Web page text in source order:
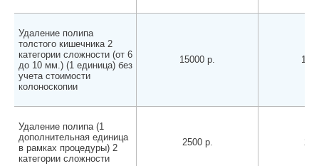
Удаление полипа
толстого кишечника 2
категории сложности (от 6
до 10 мм.) (1 единица) без
учета стоимости
колоноскопии
15000 р.
Удаление полипа (1
дополнительная единица
в рамках процедуры) 2
категории сложности
2500 р.